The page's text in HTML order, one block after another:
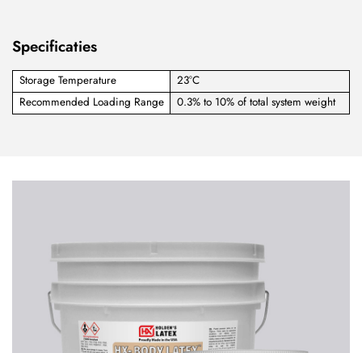
Specificaties
Storage Temperature
23°C
Recommended Loading Range
0.3% to 10% of total system weight